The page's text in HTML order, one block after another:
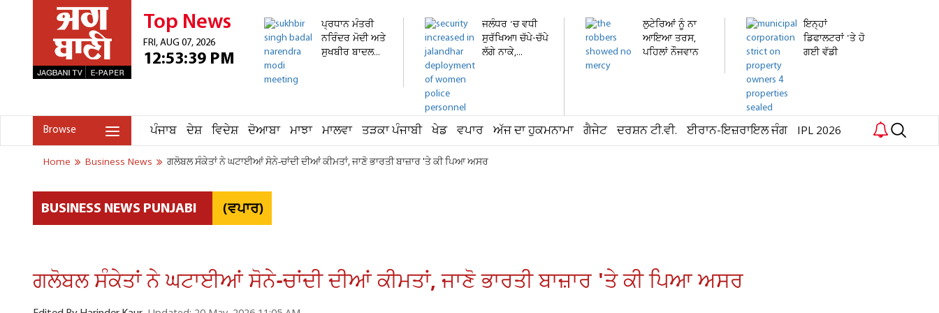
Top News
FRI, AUG 07, 2026
12:53:39 PM
ਪ੍ਰਧਾਨ ਮੰਤਰੀ
ਨਰਿੰਦਰ ਮੋਦੀ ਅਤੇ
ਸੁਖਬੀਰ ਬਾਦਲ...
ਜਲੰਧਰ 'ਚ ਵਧੀ
ਸੁਰੱਖਿਆ! ਚੱਪੇ-ਚੱਪੇ
ਲੱਗੇ ਨਾਕੇ,...
ਲੁਟੇਰਿਆਂ ਨੂੰ ਨਾ
ਆਇਆ ਤਰਸ,
ਪਹਿਲਾਂ ਨੌਜਵਾਨ
ਇਨ੍ਹਾਂ
ਡਿਫਾਲਟਰਾਂ 'ਤੇ ਹੋ
ਗਈ ਵੱਡੀ
Browse ਪੰਜਾਬ ਦੇਸ਼ ਵਿਦੇਸ਼ ਦੋਆਬਾ ਮਾਝਾ ਮਾਲਵਾ ਤੜਕਾ ਪੰਜਾਬੀ ਖੇਡ ਵਪਾਰ ਅੱਜ ਦਾ ਹੁਕਮਨਾਮਾ ਗੈਜੇਟ ਦਰਸ਼ਨ ਟੀ.ਵੀ. ਈਰਾਨ-ਇਜ਼ਰਾਇਲ ਜੰਗ IPL 2026
Home Business News ਗਲੋਬਲ ਸੰਕੇਤਾਂ ਨੇ ਘਟਾਈਆਂ ਸੋਨੇ-ਚਾਂਦੀ ਦੀਆਂ ਕੀਮਤਾਂ, ਜਾਣੋ ਭਾਰਤੀ ਬਾਜ਼ਾਰ 'ਤੇ ਕੀ ਪਿਆ ਅਸਰ
BUSINESS NEWS PUNJABI (ਵਪਾਰ)
ਗਲੋਬਲ ਸੰਕੇਤਾਂ ਨੇ ਘਟਾਈਆਂ ਸੋਨੇ-ਚਾਂਦੀ ਦੀਆਂ ਕੀਮਤਾਂ, ਜਾਣੋ ਭਾਰਤੀ ਬਾਜ਼ਾਰ 'ਤੇ ਕੀ ਪਿਆ ਅਸਰ